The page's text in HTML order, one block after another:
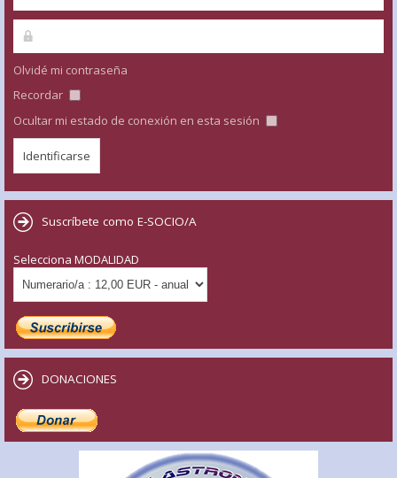
Olvidé mi contraseña
Recordar
Ocultar mi estado de conexión en esta sesión
Suscríbete como E-SOCIO/A
Selecciona MODALIDAD
DONACIONES